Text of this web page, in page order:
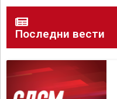
Последни вести